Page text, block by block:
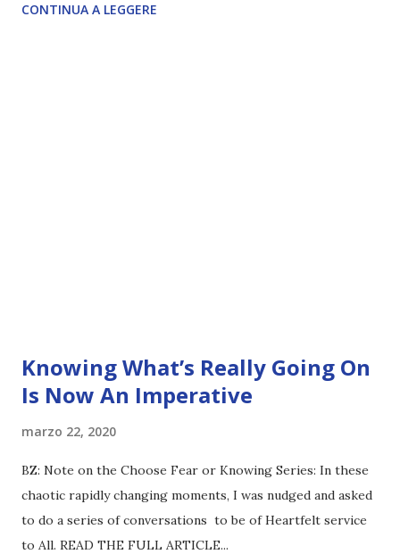
CONTINUA A LEGGERE
Knowing What’s Really Going On
Is Now An Imperative
marzo 22, 2020
BZ: Note on the Choose Fear or Knowing Series: In these
chaotic rapidly changing moments, I was nudged and asked
to do a series of conversations to be of Heartfelt service
to All. READ THE FULL ARTICLE...